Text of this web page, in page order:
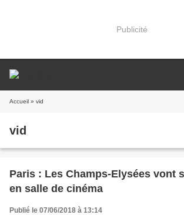
Publicité
Accueil » vid
vid
Paris : Les Champs-Elysées vont
en salle de cinéma
Publié le 07/06/2018 à 13:14